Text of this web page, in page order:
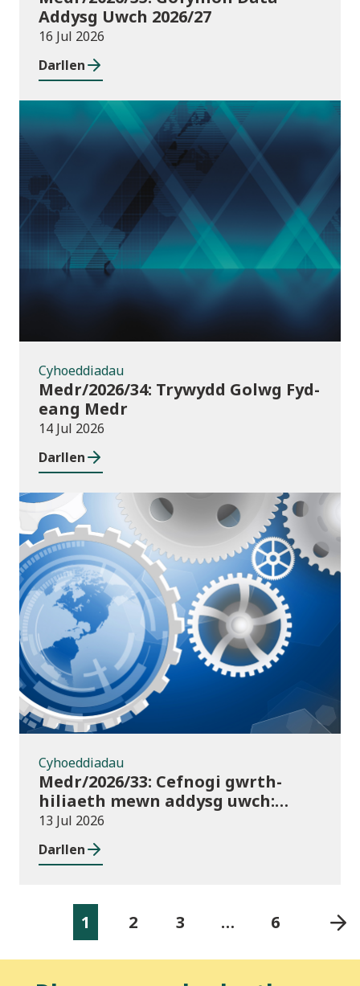
Addysg Uwch 2026/27
16 Jul 2026
Darllen
Cyhoeddiadau
Cyhoeddiadau
Medr/2026/34: Trywydd Golwg Fyd-
eang Medr
14 Jul 2026
Darllen
Cyhoeddiadau
Cyhoeddiadau
Medr/2026/33: Cefnogi gwrth-
hiliaeth mewn addysg uwch:
canllawiau a dyraniadau 2026/27
13 Jul 2026
Darllen
1 2 3 … 6